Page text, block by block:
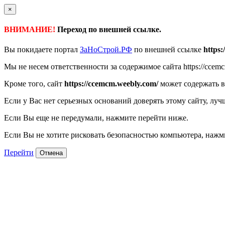
×
ВНИМАНИЕ! Переход по внешней ссылке.
Вы покидаете портал ЗаНоСтрой.РФ по внешней ссылке
Мы не несем ответственности за содержимое сайта https://
Кроме того, сайт https://ccemcm.weebly.com/может содержать
Если у Вас нет серьезных оснований доверять этому сайту,
Если Вы еще не передумали, нажмите перейти ниже.
Если Вы не хотите рисковать безопасностью компьютера,
Перейти Отмена